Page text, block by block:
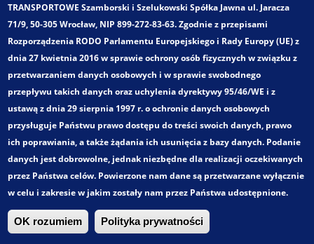
Zlecający:Powiat Oławski
Województwo:dolnośląskie
Wielkości - zakres:Obszar powiatowy
Pełny tytuł:
Plan zrównoważonego rozwoju publicznego transportu
zbiorowego dla Powiatu Oławskiego
Kategoria:
Plany Transportowe i dokumenty strategiczne
Trako. Wszystkie prawa zastrzeżone!
TRANSPORTOWE Szamborski i Szelukowski Spółka Jawna ul. Jaracza
71/9, 50-305 Wrocław, NIP 899-272-83-63. Zgodnie z przepisami
Rozporządzenia RODO Parlamentu Europejskiego i Rady Europy (UE) z
dnia 27 kwietnia 2016 w sprawie ochrony osób fizycznych w związku z
przetwarzaniem danych osobowych i w sprawie swobodnego
przepływu takich danych oraz uchylenia dyrektywy 95/46/WE i z
ustawą z dnia 29 sierpnia 1997 r. o ochronie danych osobowych
przysługuje Państwu prawo dostępu do treści swoich danych, prawo
ich poprawiania, a także żądania ich usunięcia z bazy danych. Podanie
danych jest dobrowolne, jednak niezbędne dla realizacji oczekiwanych
przez Państwa celów. Powierzone nam dane są przetwarzane wyłącznie
w celu i zakresie w jakim zostały nam przez Państwa udostępnione.
OK rozumiem Polityka prywatności